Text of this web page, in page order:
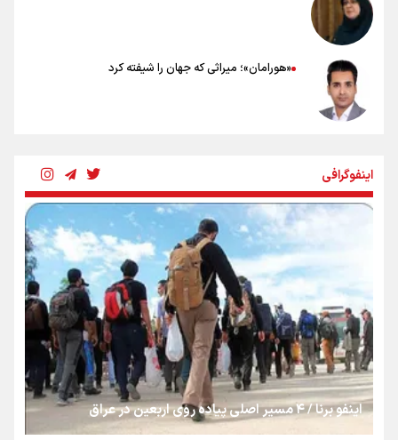
«هورامان»؛ میراثی که جهان را شیفته کرد
رسانه ملی و حق مردم برای شنیدن صدای رئیس‌جمهوری
روایت ایران از کنار مردم
از طلوع خیابان‌ها تا غروب اشک
اینفوگرافی
اینفو برنا / ۴ مسیر اصلی پیاده روی اربعین در عراق